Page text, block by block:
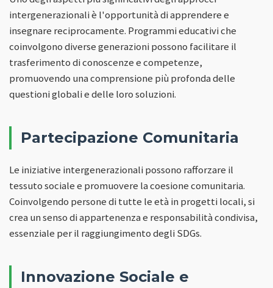
intergenerazionali è l'opportunità di apprendere e
insegnare reciprocamente. Programmi educativi che
coinvolgono diverse generazioni possono facilitare il
trasferimento di conoscenze e competenze,
promuovendo una comprensione più profonda delle
questioni globali e delle loro soluzioni.
Partecipazione Comunitaria
Le iniziative intergenerazionali possono rafforzare il
tessuto sociale e promuovere la coesione comunitaria.
Coinvolgendo persone di tutte le età in progetti locali, si
crea un senso di appartenenza e responsabilità condivisa,
essenziale per il raggiungimento degli SDGs.
Innovazione Sociale e